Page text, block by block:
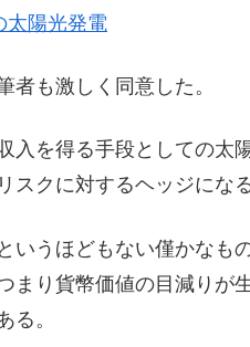
太陽光発電
者も激しく同意した。
入を得る手段としての太
スクに対するヘッジにな
いうほどもない僅かなも
まり貨幣価値の目減りが
る。